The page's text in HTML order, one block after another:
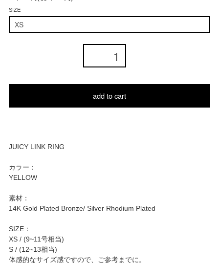
SIZE
add to cart
JUICY LINK RING
カラー：
YELLOW
素材：
14K Gold Plated Bronze/ Silver Rhodium Plated
SIZE：
XS / (9~11号相当)
S / (12~13相当)
体感的なサイズ感ですので、ご参考までに。